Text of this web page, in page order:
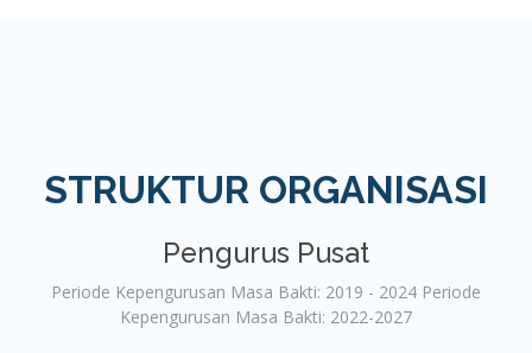
STRUKTUR ORGANISASI
Pengurus Pusat
Periode Kepengurusan Masa Bakti: 2019 - 2024 Periode
Kepengurusan Masa Bakti: 2022-2027